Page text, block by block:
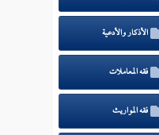
الأذكار والأدعية
فقه المعاملات
فقه المواريث